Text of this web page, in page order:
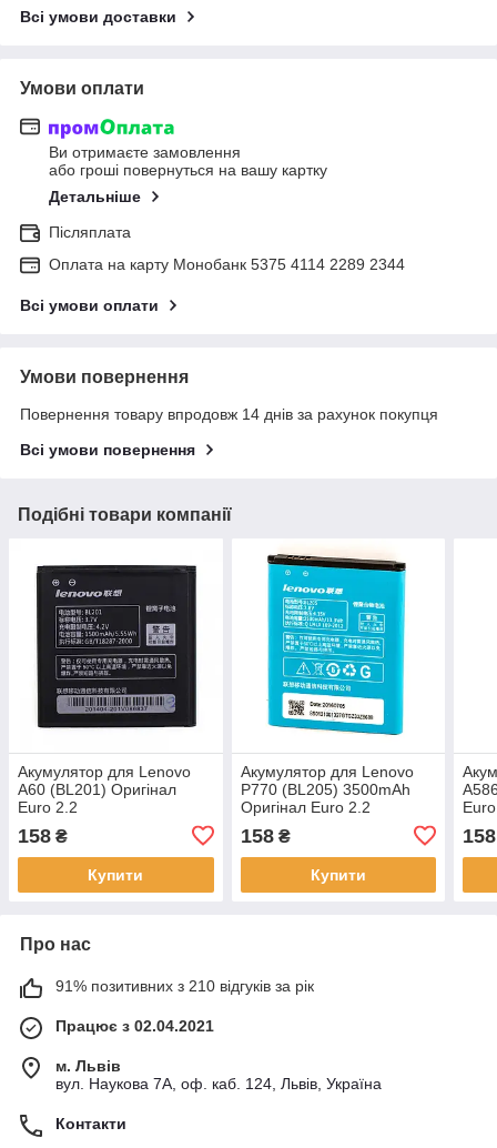
Всі умови доставки
Умови оплати
Ви отримаєте замовлення
або гроші повернуться на вашу картку
Детальніше
Післяплата
Оплата на карту Монобанк 5375 4114 2289 2344
Всі умови оплати
Умови повернення
Повернення товару впродовж 14 днів за рахунок покупця
Всі умови повернення
Подібні товари компанії
Акумулятор для Lenovo
A60 (BL201) Оригінал
Euro 2.2
158 ₴
Купити
Акумулятор для Lenovo
P770 (BL205) 3500mAh
Оригінал Euro 2.2
158₴
Купити
158
Про нас
91% позитивних з 210 відгуків за рік
Працює з 02.04.2021
м. Львів
вул. Наукова 7А, оф. каб. 124, Львів, Україна
Контакти